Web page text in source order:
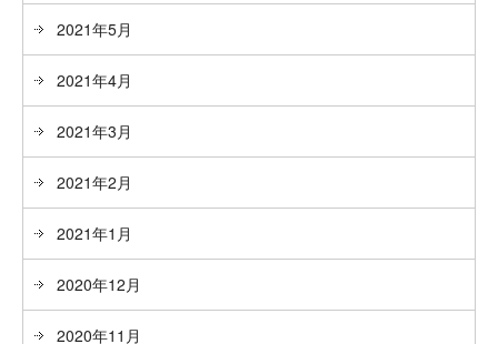
2021年5月
2021年4月
2021年3月
2021年2月
2021年1月
2020年12月
2020年11月